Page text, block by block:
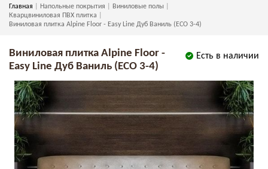
Главная Напольные покрытия
Виниловые полы
Кварцвиниловая ПВХ плитка
Виниловая плитка Alpine Floor - Easy Line Дуб Ваниль (ECO 3-4)
Есть в наличии
Виниловая плитка Alpine Floor -
Easy Line Дуб Ваниль (ECO 3-4)